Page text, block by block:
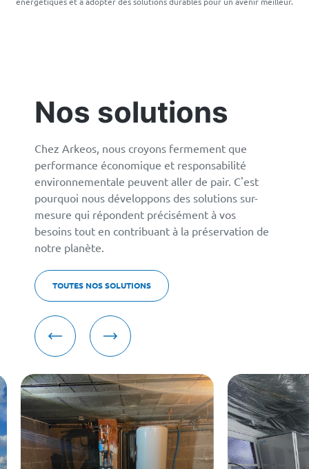
Nos solutions
Chez Arkeos, nous croyons fermement que
performance économique et responsabilité
environnementale peuvent aller de pair. C'est
pourquoi nous développons des solutions sur-
mesure qui répondent précisément à vos
besoins tout en contribuant à la préservation de
notre planète.
TOUTES NOS SOLUTIONS